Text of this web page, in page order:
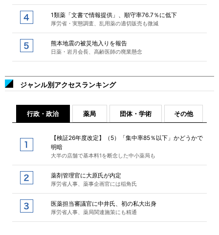
1類薬「文書で情報提供」、順守率76.7％に低下
厚労省・実態調査、乱用薬の適切販売も微減
熊本地震の被災地入りを報告
日薬・岩月会長、高齢医師の廃業懸念
ジャンル別アクセスランキング
行政・政治 薬局 団体・学術 その他
【検証26年度改定】（5）「集中率85％以下」かどうかで
明暗
大半の店舗で基本料1を断念した中小薬局も
薬剤管理官に大原氏が内定
厚労省人事、薬事企画官には稲角氏
医薬担当審議官に中井氏、初の私大出身
厚労省人事、薬局関連施策にも精通